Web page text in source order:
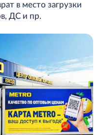
в место загрузки
ДС и пр.